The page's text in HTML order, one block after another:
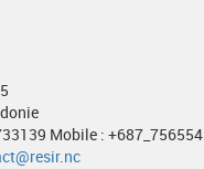
Mobile : +687_756554